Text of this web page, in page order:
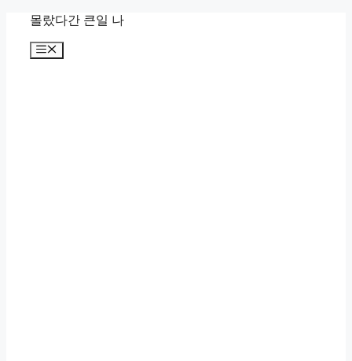
몰랐다간 큰일 나
메